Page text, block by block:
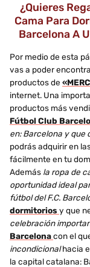
¿Quieres
Cama Para
Barcelona A
Por medio de esta
vas a poder
productos de
internet. Una
productos más
Fútbol Club
en: Barcelona y que
podrás adquirir en
fácilmente en tu
Además la ropa de
oportunidad ideal
fútbol del F.C.
dormitorios y que
celebración
Barcelonacon el
incondicionalhacia
la capital catalana: